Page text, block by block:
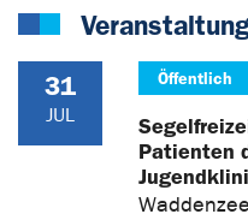
31
JUL
Öffentlich
Patienten